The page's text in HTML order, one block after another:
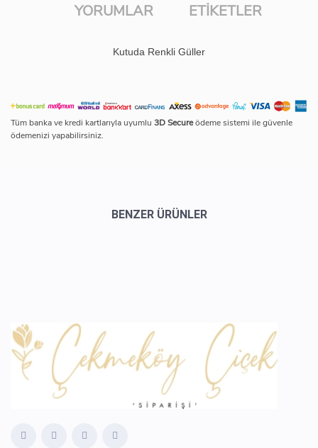
YORUMLAR ETIKETLER
Kutuda Renkli Güller
Tüm banka ve kredi kartlarıyla uyumlu 3D Secureödeme sistemi ile güvenle
ödemenizi yapabilirsiniz.
BENZER ÜRÜNLER